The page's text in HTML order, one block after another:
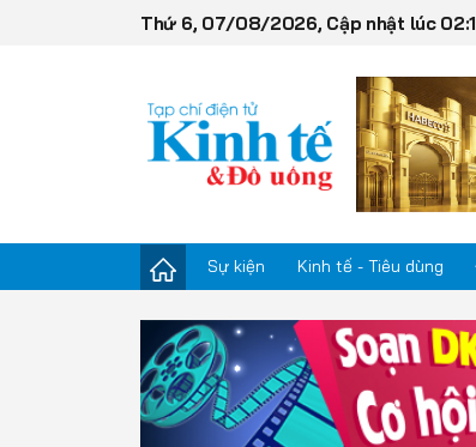
Thứ 6, 07/08/2026, Cập nhật lúc
Sự kiện Kinh tế - Tiêu dùng
Kinh tế - Tiêu dùng
Đời sống